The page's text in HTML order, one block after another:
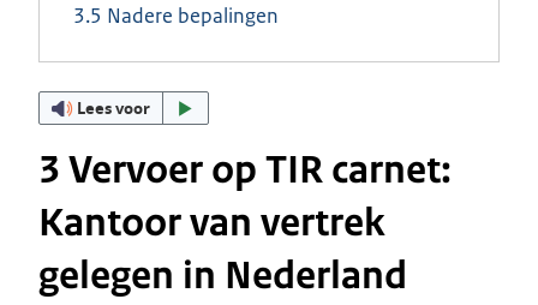
3.5 Nadere bepalingen
Lees voor
3 Vervoer op TIR carnet:
Kantoor van vertrek
gelegen in Nederland